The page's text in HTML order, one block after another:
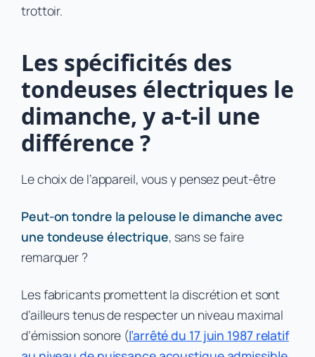
trottoir.
Les spécificités des
tondeuses électriques le
dimanche, y a-t-il une
différence ?
Le choix de l’appareil, vous y pensez peut-être
Peut-on tondre la pelouse le dimanche avec
une tondeuse électrique, sans se faire
remarquer ?
Les fabricants promettent la discrétion et sont
d’ailleurs tenus de respecter un niveau maximal
d’émission sonore (l’arrêté du 17 juin 1987 relatif